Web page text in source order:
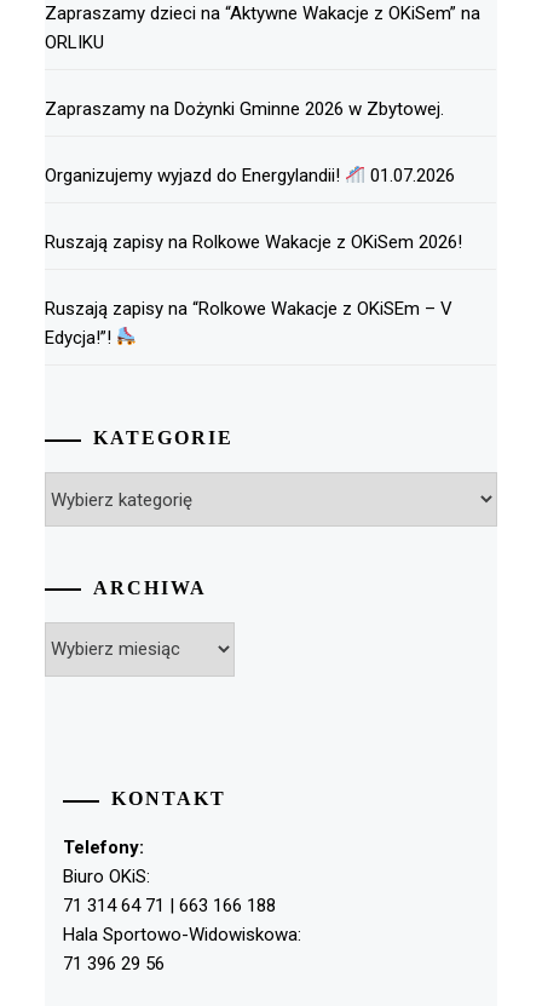
Zapraszamy dzieci na “Aktywne Wakacje z OKiSem” na
ORLIKU
Zapraszamy na Dożynki Gminne 2026 w Zbytowej.
Organizujemy wyjazd do Energylandii! 01.07.2026
Ruszają zapisy na Rolkowe Wakacje z OKiSem 2026!
Ruszają zapisy na “Rolkowe Wakacje z OKiSEm – V
Edycja!”!
KATEGORIE
ARCHIWA
KONTAKT
Telefony:
Biuro OKiS:
71 314 64 71 | 663 166 188
Hala Sportowo-Widowiskowa:
71 396 29 56